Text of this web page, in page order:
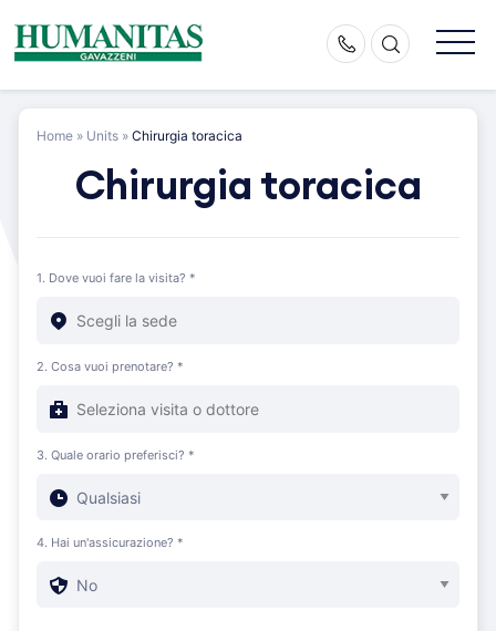
content
Home » Units » Chirurgia toracica
Chirurgia toracica
1. Dove vuoi fare la visita? *
2. Cosa vuoi prenotare? *
3. Quale orario preferisci? *
4. Hai un'assicurazione? *